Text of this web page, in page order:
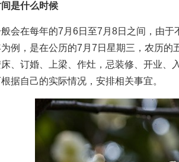
间是什么时候
在每年的7月6日至7月8日之间，由于
为例，是在公历的7月7日星期三，农历的
、订婚、上梁、作灶，忌装修、开业、
据自己的实际情况，安排相关事宜。